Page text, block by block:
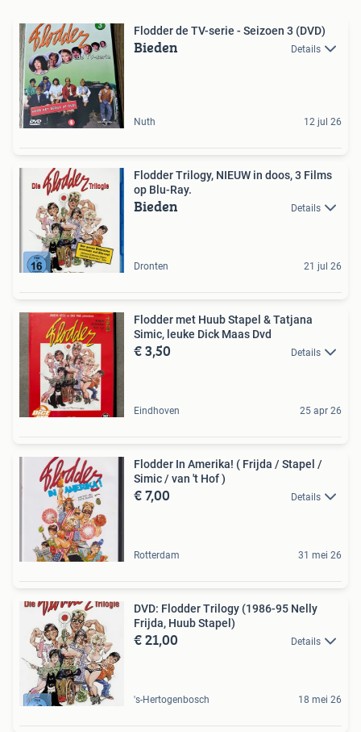
Flodder de TV-serie - Seizoen 3 (DVD)
Bieden Details
Nuth 12 jul 26
Flodder Trilogy, NIEUW in doos, 3 Films
op Blu-Ray.
Bieden Details
Dronten 21 jul 26
Flodder met Huub Stapel & Tatjana
Simic, leuke Dick Maas Dvd
€ 3,50 Details
Eindhoven 25 apr 26
Flodder In Amerika! ( Frijda / Stapel /
Simic / van 't Hof )
€ 7,00 Details
Rotterdam 31 mei 26
DVD: Flodder Trilogy (1986-95 Nelly
Frijda, Huub Stapel)
€ 21,00 Details
's-Hertogenbosch 18 mei 26